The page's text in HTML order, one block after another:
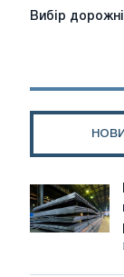
Вибір
Вибір
Німецька
сталеливарна
промисловість